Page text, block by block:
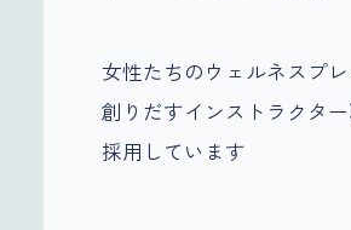
女性たちのウェルネスプ
創りだすインストラクター
採用しています